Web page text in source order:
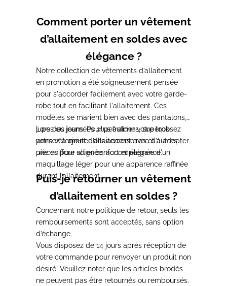
Comment porter un vêtement
d’allaitement en soldes avec
élégance ?
Notre collection de vêtements d’allaitement
en promotion a été soigneusement pensée
pour s'accorder facilement avec votre garde-
robe tout en facilitant l'allaitement. Ces
modèles se marient bien avec des pantalons,
jupes ou jeans. Pour peaufiner votre look,
pensez à ajouter des accessoires et à adopter
une coiffure soignée, accompagnée d'un
maquillage léger pour une apparence raffinée
durant l’allaitement.
Lors des journées plus fraîches,superposez
votre vêtement d’allaitement avec d’autres
pièces pour allier confort et élégance.
Puis-je retourner un vêtement
d’allaitement en soldes ?
Concernant notre politique de retour, seuls les
remboursements sont acceptés, sans option
d’échange.
Vous disposez de 14 jours après réception de
votre commande pour renvoyer un produit non
désiré. Veuillez noter que les articles brodés
ne peuvent pas être retournés ou remboursés.